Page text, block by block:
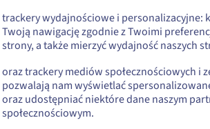
trackery wydajnościowe i personalizacyjne:
Twoją nawigację zgodnie z Twoimi
strony, a także mierzyć wydajność naszych
oraz trackery mediów społecznościowych i
pozwalają nam wyświetlać
oraz udostępniać niektóre dane naszym
społecznościowym.